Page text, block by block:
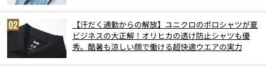
【汗だく通勤からの解放】ユニクロのポロシャツが夏
ビジネスの大正解！オリヒカの透け防止シャツも優
秀。酷暑も涼しい顔で働ける超快適ウエアの実力